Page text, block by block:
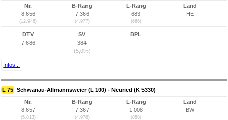
Nr.
8.656
(12.946)
B-Rang
7.366
(4.977)
L-Rang
683
(666)
Land
HE
DTV
7.686
SV
384
(5,0%)
BPL
Infos...
L 75 Schwanau-Allmannsweier (L 100) - Neuried (K 5330)
Nr.
8.657
(5.813)
B-Rang
7.367
(4.978)
L-Rang
1.008
(858)
Land
BW